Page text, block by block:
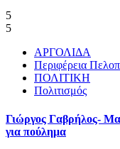
5
5
ΑΡΓΟΛΙΔΑ
Περιφέρεια
ΠΟΛΙΤΙΚΗ
Πολιτισμός
Γιώργος Γαβρήλος-
για πούλημα